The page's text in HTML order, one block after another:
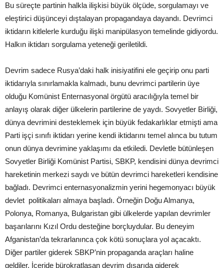
Bu süreçte partinin halkla ilişkisi büyük ölçüde, sorgulamayı ve
eleştirici düşünceyi dıştalayan propagandaya dayandı. Devrimci
iktidarın kitlelerle kurduğu ilişki manipülasyon temelinde gidiyordu.
Halkın iktidarı sorgulama yeteneği geriletildi.
Devrim sadece Rusya’daki halk inisiyatifini ele geçirip onu parti
iktidarıyla sınırlamakla kalmadı, bunu devrimci partilerin üye
olduğu Komünist Enternasyonal örgütü aracılığıyla temel bir
anlayış olarak diğer ülkelerin partilerine de yaydı. Sovyetler Birliği,
dünya devrimini desteklemek için büyük fedakarlıklar etmişti ama
Parti işçi sınıfı iktidarı yerine kendi iktidarını temel alınca bu tutum
onun dünya devrimine yaklaşımı da etkiledi. Devletle bütünleşen
Sovyetler Birliği Komünist Partisi, SBKP, kendisini dünya devrimci
hareketinin merkezi saydı ve bütün devrimci hareketleri kendisine
bağladı. Devrimci enternasyonalizmin yerini hegemonyacı büyük
devlet politikaları almaya başladı. Örneğin Doğu Almanya,
Polonya, Romanya, Bulgaristan gibi ülkelerde yapılan devrimler
başarılarını Kızıl Ordu desteğine borçluydular. Bu deneyim
Afganistan’da tekrarlanınca çok kötü sonuçlara yol açacaktı.
Diğer partiler giderek SBKP’nin propaganda araçları haline
geldiler. İçeride bürokratlaşan devrim dışarıda giderek